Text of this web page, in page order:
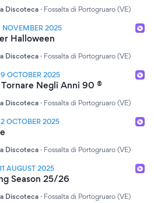
Discoteca · Fossalta di Portogruaro (VE)
NOVEMBER 2025
Halloween
Discoteca · Fossalta di Portogruaro (VE)
OCTOBER 2025
Negli Anni 90 ®
Discoteca · Fossalta di Portogruaro (VE)
OCTOBER 2025
Discoteca · Fossalta di Portogruaro (VE)
AUGUST 2025
Season 25/26
Discoteca · Fossalta di Portogruaro (VE)